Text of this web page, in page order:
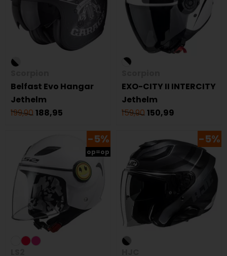
Belfast Evo Hangar
Jethelm
199,90 188,95
EXO-CITY II INTERCITY
Jethelm
159,90 150,99
-5%
op=op
-5%